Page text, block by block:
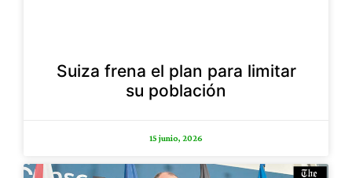
Suiza frena el plan para limitar
su población
15 junio, 2026